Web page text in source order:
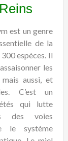
est un genre
de la
espèces. Il
les
aussi, et
C’est un
qui lutte
des voies
le système